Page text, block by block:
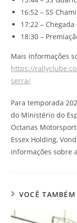
16:52 – SS
17:22 –
18:30 –
Mais informações
https://
serra/
Para temporada
do Ministério do
Octanas
Essex Holding,
informações sobre
VOCÊ